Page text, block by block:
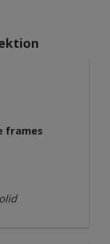
frames